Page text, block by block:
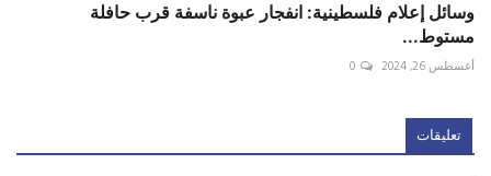
وسائل إعلام فلسطينية: انفجار عبوة ناسفة قرب حافلة
مستوط...
أغسطس 26, 2024 0
تعليقات